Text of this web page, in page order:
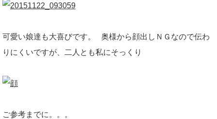
可愛い娘達も大喜びです。 奥様から顔出しＮＧなので伝わ
りにくいですが、二人とも私にそっくり
ご参考までに。。。